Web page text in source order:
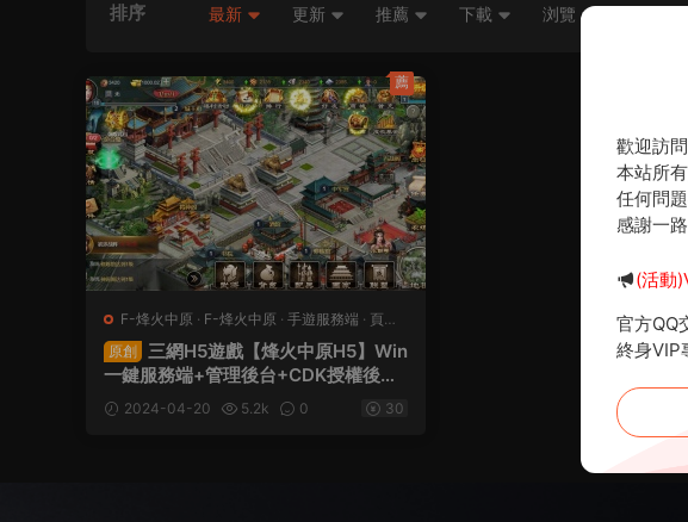
排序 最新 更新 推薦 下載 浏覽
F-烽火中原 · F-烽火中原 · 手遊服務端 · 頁遊
服務端
原創
三網H5遊戲【烽火中原H5】Win
一鍵服務端+管理後台+CDK授權後台
+視頻架設教程
2024-04-20 5.2k 0 30
薦
歡迎訪
本站所
任何問
感謝一
(活動
官方QQ
終身VIP